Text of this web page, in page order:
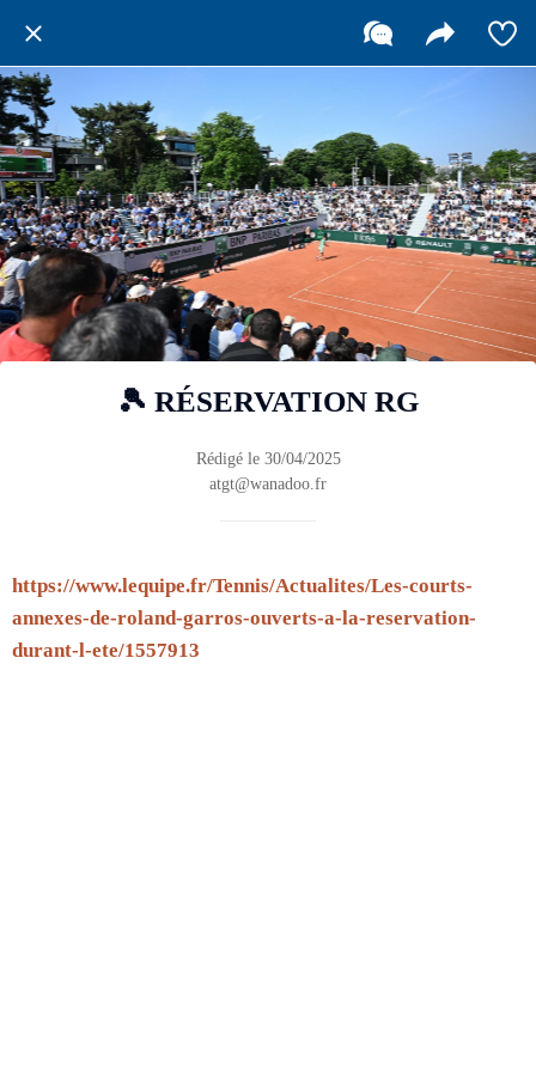
🎾 RÉSERVATION RG
Rédigé le 30/04/2025
atgt@wanadoo.fr
https://www.lequipe.fr/Tennis/Actualites/Les-courts-
annexes-de-roland-garros-ouverts-a-la-reservation-
durant-l-ete/1557913